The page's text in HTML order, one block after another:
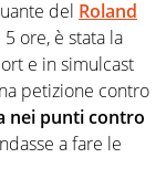
del Roland
ore, è stata la
e in simulcast
petizione contro
nei punti contro
a fare le